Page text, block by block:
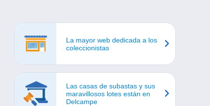
La mayor web dedicada a los
coleccionistas
Las casas de subastas y sus
maravillosos lotes están en
Delcampe